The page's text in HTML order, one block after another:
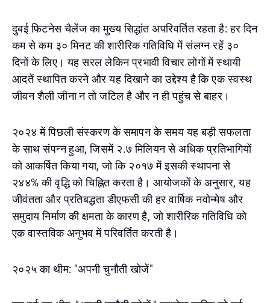
दुबई फिटनेस चैलेंज का मुख्य सिद्धांत अपरिवर्तित रहता है: हर दिन
कम से कम ३० मिनट की शारीरिक गतिविधि में संलग्न रहें ३०
दिनों के लिए। यह सरल लेकिन प्रभावी विचार लोगों में स्थायी
आदतें स्थापित करने और यह दिखाने का उद्देश्य है कि एक स्वस्थ
जीवन शैली जीना न तो जटिल है और न ही पहुंच से बाहर।
२०२४ में पिछली संस्करण के समापन के समय यह बड़ी सफलता
के साथ संपन्न हुआ, जिसमें २.७ मिलियन से अधिक प्रतिभागियों
को आकर्षित किया गया, जो कि २०१७ में इसकी स्थापना से
२४४% की वृद्धि को चिह्नित करता है। आयोजकों के अनुसार, यह
जीवंतता और प्रतिबद्धता डीएफसी की हर वार्षिक नवोन्मेष और
समुदाय निर्माण की क्षमता के कारण है, जो शारीरिक गतिविधि को
एक वास्तविक अनुभव में परिवर्तित करती है।
२०२५ का थीम: "अपनी चुनौती खोजें"